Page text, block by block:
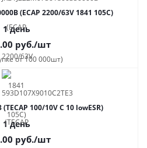
(ECAP 2200/63V 1841 105C)
1 день
руб./шт
от 100 000шт)
100/10V C 10 lowESR)
1 день
руб./шт